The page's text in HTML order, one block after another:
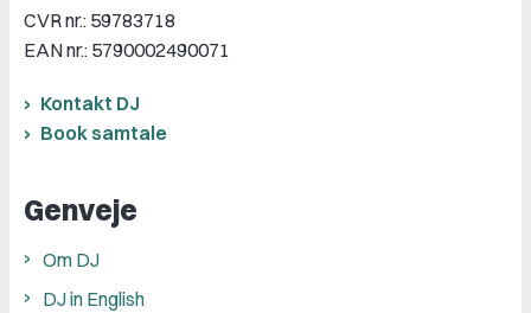
CVR nr.: 59783718
EAN nr.: 5790002490071
Kontakt DJ
Book samtale
Genveje
Om DJ
DJ in English